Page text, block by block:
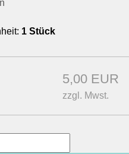
1 Stück
5,00 EUR
zzgl. Mwst.